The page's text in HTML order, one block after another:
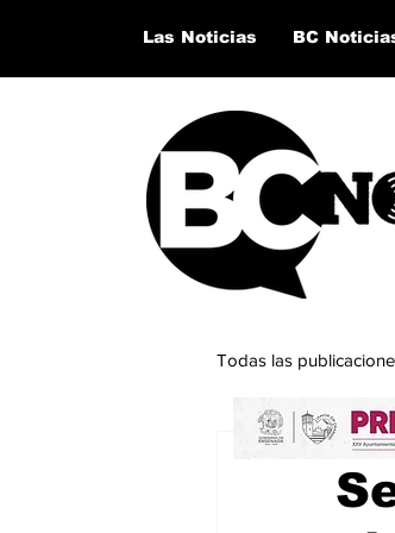
Las Noticias BC
Todas las
Lo último del
28 jul